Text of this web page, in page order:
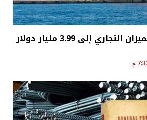
مصر تقلص عجز الميزان التجاري إلى 3.99 مليار دولار